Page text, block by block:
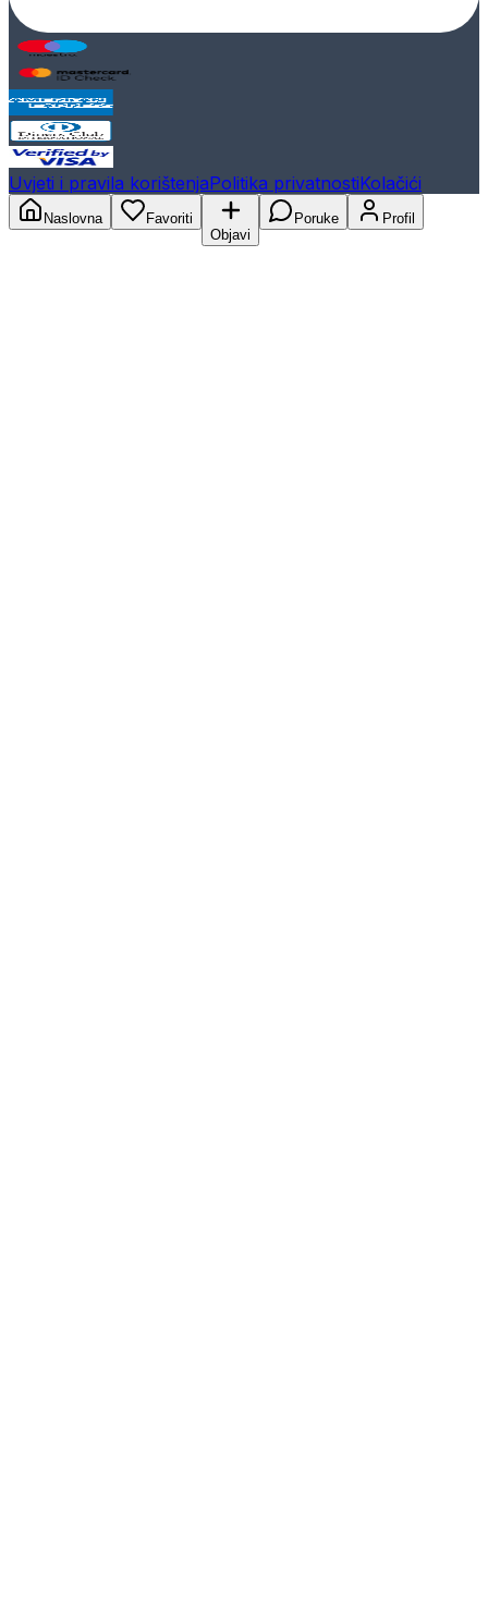
Uvjeti i pravila korištenjaPolitika privatnostiKolačići
Naslovna
Favoriti
Objavi
Poruke Profil